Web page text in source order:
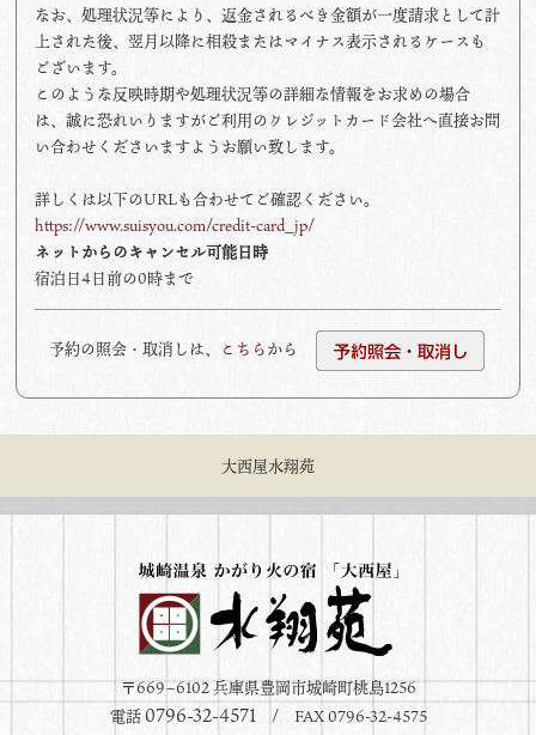
なお、処理状況等により、返金されるべき金額が一度請求として計
上された後、翌月以降に相殺またはマイナス表示されるケースも
ございます。
このような反映時期や処理状況等の詳細な情報をお求めの場合
は、誠に恐れいりますがご利用のクレジットカード会社へ直接お問
い合わせくださいますようお願い致します。
詳しくは以下のURLも合わせてご確認ください。
https://www.suisyou.com/credit-card_jp/
ネットからのキャンセル可能日時
宿泊日4日前の0時まで
予約の照会・取消しは、 こちらから
大西屋水翔苑
〒669−6102 兵庫県豊岡市城崎町桃島1256
電話0796-32-4571/ FAX 0796-32-4575